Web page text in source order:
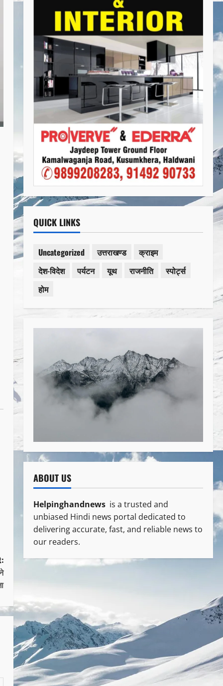
QUICK LINKS
Uncategorized उत्तराखण्ड
क्राइम
देश-विदेश
पर्यटन यूथ राजनीति
स्पोर्ट्स
होम
ABOUT US
Helpinghandnews is a trusted and
unbiased Hindi news portal dedicated to
delivering accurate, fast, and reliable news to
our readers.